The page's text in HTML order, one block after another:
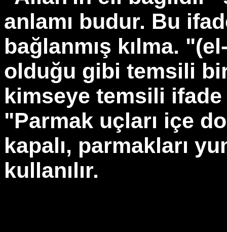
anlamı budur. Bu
bağlanmış kılma.
olduğu gibi temsili
kimseye temsili
"Parmak uçları içe
kapalı, parmakları
kullanılır.